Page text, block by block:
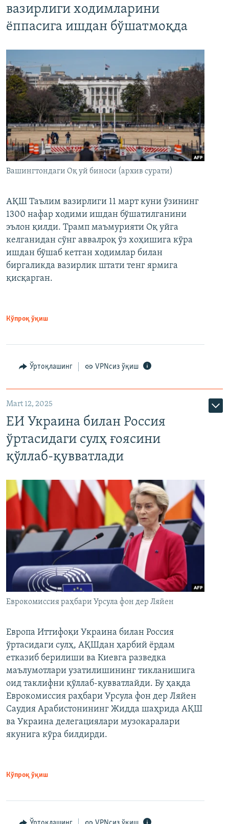
вазирлиги ходимларини
ёппасига ишдан бўшатмоқда
Вашингтондаги Оқ уй биноси (архив сурати)
АҚШ Таълим вазирлиги 11 март куни ўзининг
1300 нафар ходими ишдан бўшатилганини
эълон қилди. Трамп маъмурияти Оқ уйга
келганидан сўнг аввалроқ ўз хоҳишига кўра
ишдан бўшаб кетган ходимлар билан
биргаликда вазирлик штати тенг ярмига
қисқарган.
Кўпроқ ўқиш
Ўртоқлашинг VPNсиз ўқиш
Mart 12, 2025
ЕИ Украина билан Россия
ўртасидаги сулҳ ғоясини
қўллаб-қувватлади
Еврокомиссия раҳбари Урсула фон дер Ляйен
Европа Иттифоқи Украина билан Россия
ўртасидаги сулҳ, АҚШдан ҳарбий ёрдам
етказиб берилиши ва Киевга разведка
маълумотлари узатилишининг тикланишига
оид таклифни қўллаб-қувватлайди. Бу ҳақда
Еврокомиссия раҳбари Урсула фон дер Ляйен
Саудия Арабистонининг Жидда шаҳрида АҚШ
ва Украина делегациялари музокаралари
якунига кўра билдирди.
Кўпроқ ўқиш